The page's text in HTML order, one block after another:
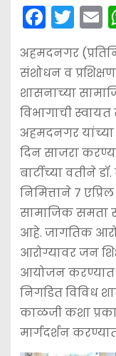
F
a
c
e
b
o
o
k
T
w
itt
er
E
l
अहमदनगर
संशोधन व प्रशिक्षण
शासनाच्या
विभागाची
अहमदनगर यांच्या
दिन साजरा
बार्टीच्या वतीने
निमित्ताने 7
सामाजिक
आहे. जागतिक
आरोग्यावर जन
आयोजन करण्यात
निगडित विविध
काळजी कशा
मार्गदर्शन